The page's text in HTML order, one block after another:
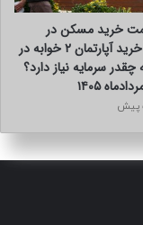
خرید مسکن در
نازی‌آباد/ خرید آپارتمان ۲ خوابه در
سرمایه نیاز دارد؟
۱۴۰۵